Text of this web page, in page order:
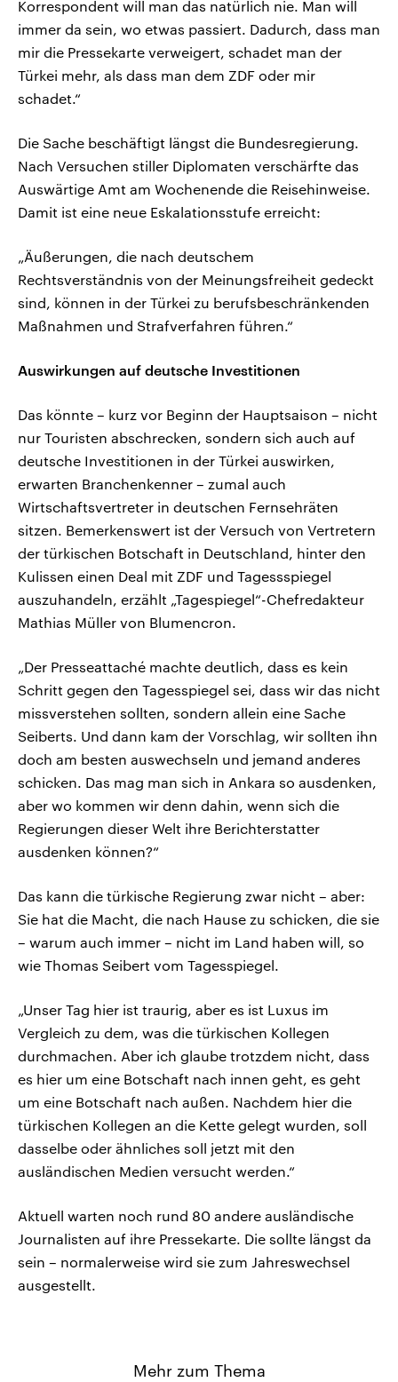
Korrespondent will man das natürlich nie. Man will
immer da sein, wo etwas passiert. Dadurch, dass man
mir die Pressekarte verweigert, schadet man der
Türkei mehr, als dass man dem ZDF oder mir
schadet.“
Die Sache beschäftigt längst die Bundesregierung.
Nach Versuchen stiller Diplomaten verschärfte das
Auswärtige Amt am Wochenende die Reisehinweise.
Damit ist eine neue Eskalationsstufe erreicht:
„Äußerungen, die nach deutschem
Rechtsverständnis von der Meinungsfreiheit gedeckt
sind, können in der Türkei zu berufsbeschränkenden
Maßnahmen und Strafverfahren führen.“
Auswirkungen auf deutsche Investitionen
Das könnte – kurz vor Beginn der Hauptsaison – nicht
nur Touristen abschrecken, sondern sich auch auf
deutsche Investitionen in der Türkei auswirken,
erwarten Branchenkenner – zumal auch
Wirtschaftsvertreter in deutschen Fernsehräten
sitzen. Bemerkenswert ist der Versuch von Vertretern
der türkischen Botschaft in Deutschland, hinter den
Kulissen einen Deal mit ZDF und Tagessspiegel
auszuhandeln, erzählt „Tagespiegel“-Chefredakteur
Mathias Müller von Blumencron.
„Der Presseattaché machte deutlich, dass es kein
Schritt gegen den Tagesspiegel sei, dass wir das nicht
missverstehen sollten, sondern allein eine Sache
Seiberts. Und dann kam der Vorschlag, wir sollten ihn
doch am besten auswechseln und jemand anderes
schicken. Das mag man sich in Ankara so ausdenken,
aber wo kommen wir denn dahin, wenn sich die
Regierungen dieser Welt ihre Berichterstatter
ausdenken können?“
Das kann die türkische Regierung zwar nicht – aber:
Sie hat die Macht, die nach Hause zu schicken, die sie
– warum auch immer – nicht im Land haben will, so
wie Thomas Seibert vom Tagesspiegel.
„Unser Tag hier ist traurig, aber es ist Luxus im
Vergleich zu dem, was die türkischen Kollegen
durchmachen. Aber ich glaube trotzdem nicht, dass
es hier um eine Botschaft nach innen geht, es geht
um eine Botschaft nach außen. Nachdem hier die
türkischen Kollegen an die Kette gelegt wurden, soll
dasselbe oder ähnliches soll jetzt mit den
ausländischen Medien versucht werden.“
Aktuell warten noch rund 80 andere ausländische
Journalisten auf ihre Pressekarte. Die sollte längst da
sein – normalerweise wird sie zum Jahreswechsel
ausgestellt.
Mehr zum Thema